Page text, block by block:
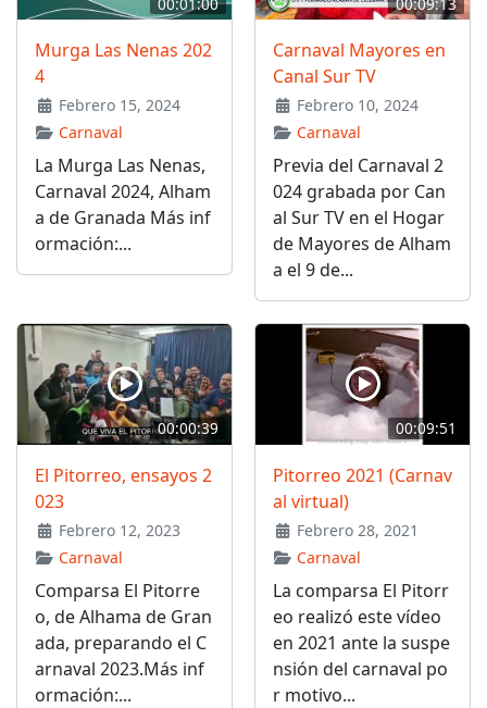
Murga Las Nenas 202
4
Febrero 15, 2024
Carnaval
La Murga Las Nenas,
Carnaval 2024, Alham
a de Granada Más inf
ormación:...
Carnaval Mayores en
Canal Sur TV
Febrero 10, 2024
Carnaval
Previa del Carnaval 2
024 grabada por Can
al Sur TV en el Hogar
de Mayores de Alham
a el 9 de...
00:00:39
El Pitorreo, ensayos 2
023
Febrero 12, 2023
Carnaval
Comparsa El Pitorre
o, de Alhama de Gran
ada, preparando el C
arnaval 2023.Más inf
ormación:...
00:09:51
Pitorreo 2021 (Carnav
al virtual)
Febrero 28, 2021
Carnaval
La comparsa El Pitorr
eo realizó este vídeo
en 2021 ante la suspe
nsión del carnaval po
r motivo...